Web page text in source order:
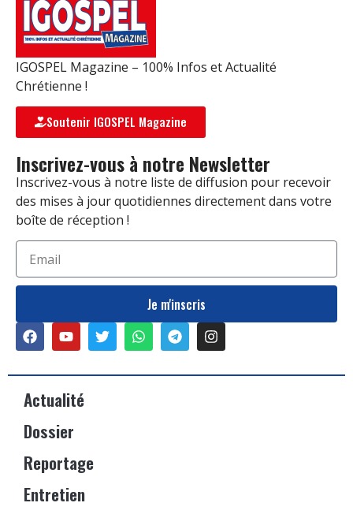
IGOSPEL Magazine – 100% Infos et Actualité
Chrétienne !
Soutenir IGOSPEL Magazine
Inscrivez-vous à notre Newsletter
Inscrivez-vous à notre liste de diffusion pour recevoir
des mises à jour quotidiennes directement dans votre
boîte de réception !
Je m'inscris
Actualité
Dossier
Reportage
Entretien